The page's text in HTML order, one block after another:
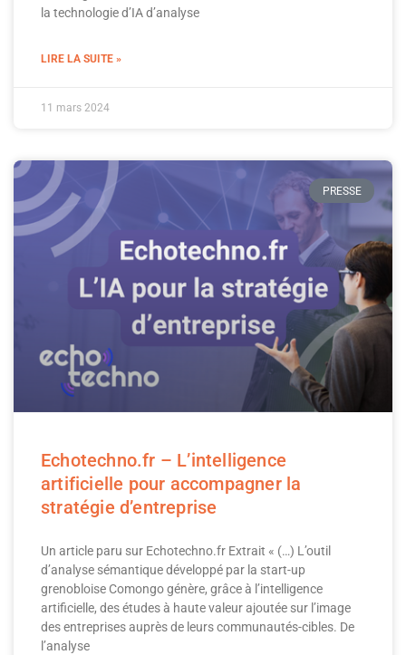
la technologie d’IA d’analyse
LIRE LA SUITE »
11 mars 2024
PRESSE
Echotechno.fr – L’intelligence
artificielle pour accompagner la
stratégie d’entreprise
Un article paru sur Echotechno.fr Extrait « (…) L’outil
d’analyse sémantique développé par la start-up
grenobloise Comongo génère, grâce à l’intelligence
artificielle, des études à haute valeur ajoutée sur l’image
des entreprises auprès de leurs communautés-cibles. De
l’analyse